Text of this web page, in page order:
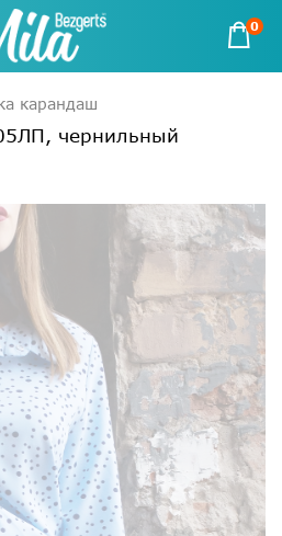
0
карандаш
чернильный